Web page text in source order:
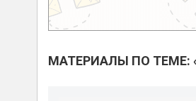
МАТЕРИАЛЫ ПО ТЕМЕ: